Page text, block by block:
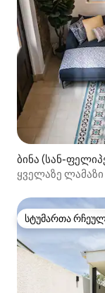
ბინა (სან-
ყველაზე
სტუმართა
სტუმართა